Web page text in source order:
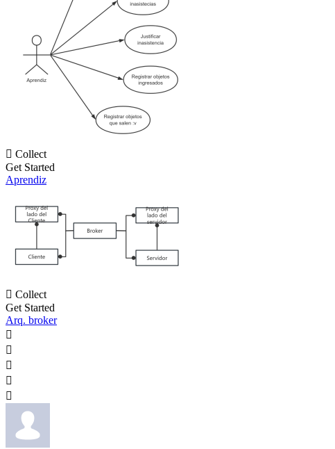
 Collect
Get Started
Aprendiz
 Collect
Get Started
Arq. broker




